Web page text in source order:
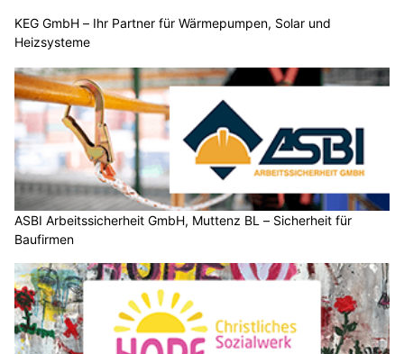
KEG GmbH – Ihr Partner für Wärmepumpen, Solar und
Heizsysteme
ASBI Arbeitssicherheit GmbH, Muttenz BL – Sicherheit für
Baufirmen